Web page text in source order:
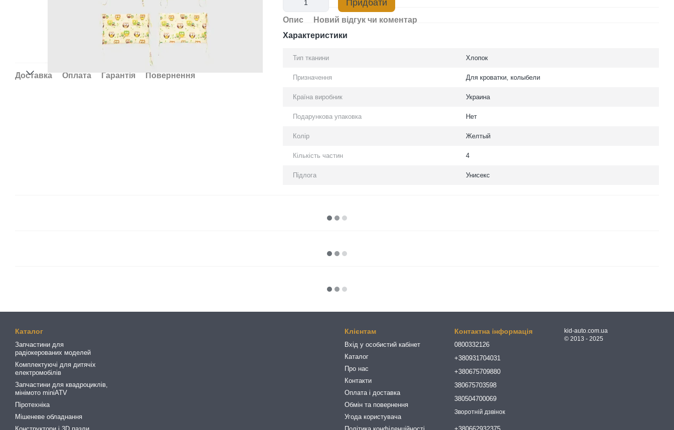
Доставка Оплата Гарантія Повернення
Придбати
Опис
Новий відгук чи коментар
Характеристики
Тип тканини Хлопок
Призначення Для кроватки, колыбели
Країна виробник Украина
Подарункова упаковка Нет
Колір Желтый
Кількість частин 4
Підлога Унисекс
Каталог
Запчастини для
радіокерованих моделей
Комплектуючі для дитячіх
електромобілів
Запчастини для квадроциклів,
мінімото miniATV
Піротехніка
Мішеневе обладнання
Клієнтам
Вхід у особистий кабінет
Каталог
Про нас
Контакти
Оплата і доставка
Обмін та повернення
Угода користувача
Контактна інформація
0800332126
+380931704031
+380675709880
380675703598
380504700069
Зворотній дзвінок
kid-auto.com.ua
© 2013 - 2025